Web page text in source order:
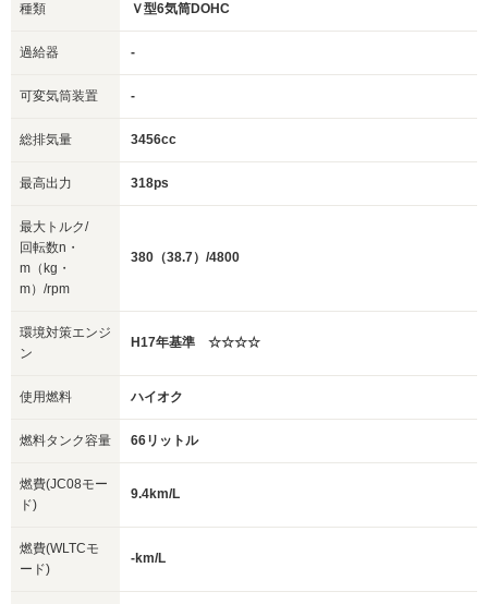
種類 Ｖ型6気筒DOHC
過給器 -
可変気筒装置 -
総排気量 3456cc
最高出力 318ps
最大トルク/
回転数n・
m（kg・
m）/rpm
380（38.7）/4800
環境対策エンジ
ン
H17年基準 ☆☆☆☆
使用燃料 ハイオク
燃料タンク容量 66リットル
燃費(JC08モー
ド)
9.4km/L
燃費(WLTCモ
ード)
-km/L